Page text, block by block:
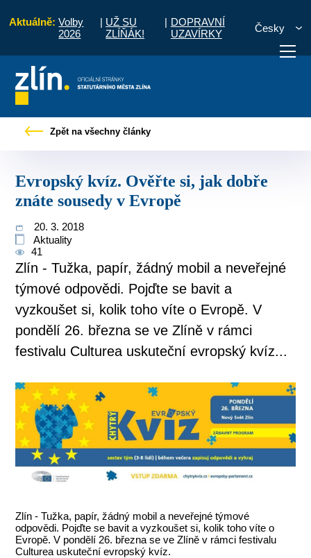
Aktuálně: Volby
2026
| UŽ SU
ZLÍŇÁK!
| DOPRAVNÍ
UZAVÍRKY
Česky
vyřídit Potřebuji zaplatit
Zpět na všechny články
Evropský kvíz. Ověřte si, jak dobře
znáte sousedy v Evropě
20. 3. 2018
Aktuality
41
Zlín - Tužka, papír, žádný mobil a neveřejné
týmové odpovědi. Pojďte se bavit a
vyzkoušet si, kolik toho víte o Evropě. V
pondělí 26. března se ve Zlíně v rámci
festivalu Culturea uskuteční evropský kvíz...
Zlín - Tužka, papír, žádný mobil a neveřejné týmové
odpovědi. Pojďte se bavit a vyzkoušet si, kolik toho víte o
Evropě. V pondělí 26. března se ve Zlíně v rámci festivalu
Culturea uskuteční evropský kvíz.